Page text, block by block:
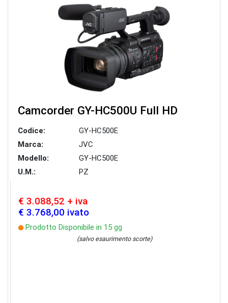
Camcorder GY-HC500U Full HD
Codice:
GY-HC500E
Marca:
JVC
Modello:
GY-HC500E
U.M.:
PZ
€ 3.088,52 + iva
€ 3.768,00 ivato
Prodotto Disponibile in 15 gg
(salvo esaurimento scorte)